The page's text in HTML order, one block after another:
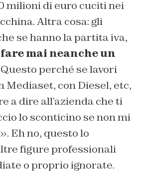
milioni di euro cuciti nei
Altra cosa: gli
se hanno la partita iva,
mai neanche un
Questo perché se lavori
Mediaset, con Diesel, etc,
a dire all’azienda che ti
lo sconticino se non mi
Eh no, questo lo
figure professionali
o proprio ignorate.